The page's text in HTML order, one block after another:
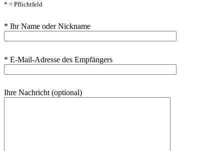
* = Pflichtfeld
* Ihr Name oder Nickname
* E-Mail-Adresse des Empfängers
Ihre Nachricht (optional)